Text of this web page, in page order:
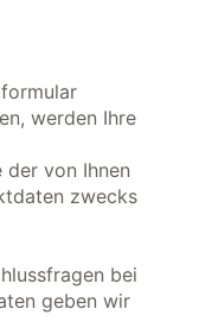
werden Ihre
von Ihnen
zwecks
bei
geben wir